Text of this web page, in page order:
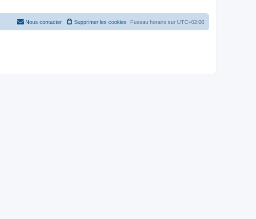
Fuseau horaire sur UTC+02:00
Supprimer les cookies
Nous contacter